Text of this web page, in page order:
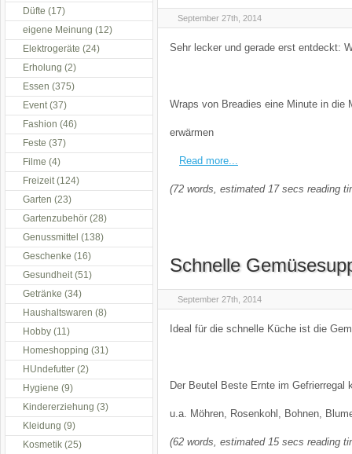
September 27th, 2014
Sehr lecker und gerade erst entdeckt:
Wraps von Breadies eine Minute in die
erwärmen
Read more...
(72 words, estimated 17 secs reading
Schnelle
September 27th, 2014
Ideal für die schnelle Küche ist die
Der Beutel Beste Ernte im Gefrierregal
u.a. Möhren, Rosenkohl, Bohnen,
(62 words, estimated 15 secs reading
Düfte (17)
eigene Meinung (12)
Elektrogeräte (24)
Erholung (2)
Essen (375)
Event(37)
Fashion (46)
Feste (37)
Filme (4)
Freizeit(124)
Garten (23)
Gartenzubehör (28)
Genussmittel (138)
Geschenke (16)
Gesundheit(51)
Getränke (34)
Haushaltswaren (8)
Hobby (11)
Homeshopping (31)
HUndefutter (2)
Hygiene (9)
Kindererziehung (3)
Kleidung (9)
Kosmetik (25)